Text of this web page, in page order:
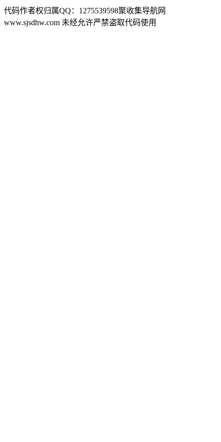
代码作者权归属QQ：1275539598聚收集导航网
www.sjsdhw.com 未经允许严禁盗取代码使用